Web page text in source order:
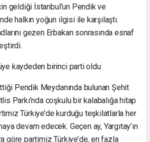
geldiği İstanbul’un Pendik ve
halkın yoğun ilgisi ile karşılaştı.
gezen Erbakan sonrasında esnaf
kaydeden birinci parti oldu
Pendik Meydanında bulunan Şehit
Parkı’nda coşkulu bir kalabalığa hitap
Türkiye’de kurduğu teşkilatlarla her
devam edecek. Geçen ay, Yargıtay’ın
göre partimiz Türkiye’de, en fazla